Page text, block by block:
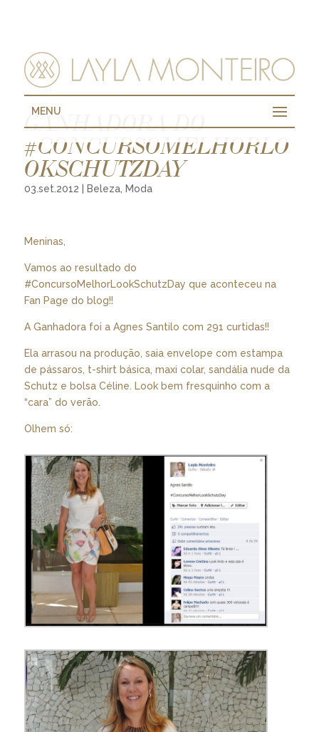
MENU
GANHADORA DO
#CONCURSOMELHORLO
OKSCHUTZDAY
03.set.2012 Beleza, Moda
Meninas,
Vamos ao resultado do
#ConcursoMelhorLookSchutzDay que aconteceu na
Fan Page do blog!!
A Ganhadora foi a Agnes Santilo com 291 curtidas!!
Ela arrasou na produção, saia envelope com estampa
de pássaros, t-shirt básica, maxi colar, sandália nude da
Schutz e bolsa Céline. Look bem fresquinho com a
“cara” do verão.
Olhem só: